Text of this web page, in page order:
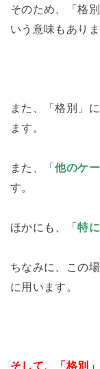
そのため、「格
いう意味もありま
また、「格別」
ます。
また、「他のケ
す。
ほかにも、「特に
ちなみに、この
に用います。
そして、「格別